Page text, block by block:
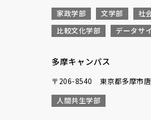
家政学部 文学部
社
比較文化学部
データサ
多摩キャンパス
〒206-8540 東京都多摩市
人間共生学部